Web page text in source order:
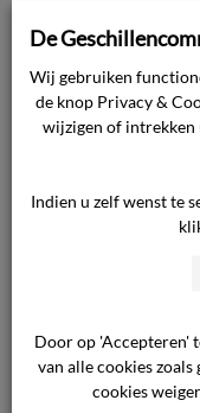
Bent u
bij een erkende
op
 2 januari
De
Wij gebruiken
de knop Privacy &
wijzigen of intrekken
Indien u zelf wenst te
Door op 'Accepteren'
van alle cookies zoals
cookies